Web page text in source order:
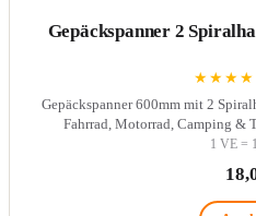
Gepäckspanner 2
★ ★ ★ ★
Gepäckspanner 600mm mit 2
Fahrrad, Motorrad, Camping &
1 VE =